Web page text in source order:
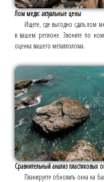
Лом меди: актуальные цены
Ищете, где выгодно сдать лом
в вашем регионе. Звоните по
оценка вашего металлолома.
Сравнительный анализ пластиковых
Планируете обновить окна на